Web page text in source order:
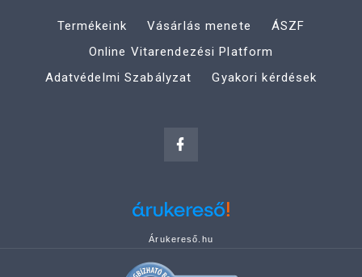
Termékeink Vásárlás menete
ÁSZF
Online Vitarendezési Platform
Adatvédelmi Szabályzat
Gyakori kérdések
Árukereső.hu